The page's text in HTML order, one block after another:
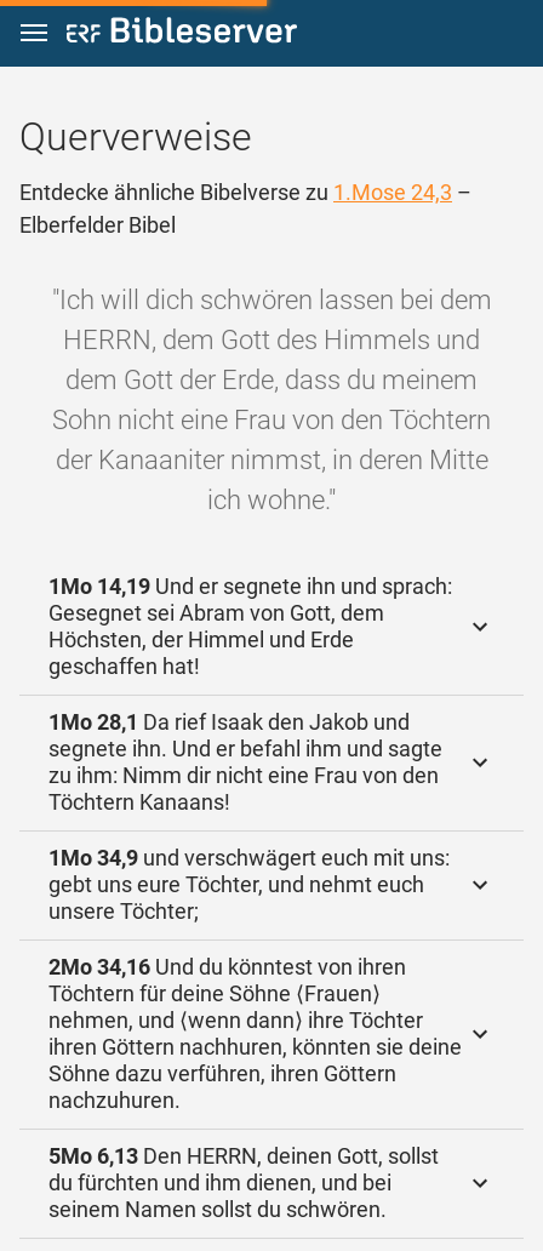
Zum Inhalt springen
Querverweise
Entdecke ähnliche Bibelverse zu 1.Mose 24,3 –
Elberfelder Bibel
"Ich will dich schwören lassen bei dem
HERRN, dem Gott des Himmels und
dem Gott der Erde, dass du meinem
Sohn nicht eine Frau von den Töchtern
der Kanaaniter nimmst, in deren Mitte
ich wohne."
1Mo 14,19 Und er segnete ihn und sprach:
Gesegnet sei Abram von Gott, dem
Höchsten, der Himmel und Erde
geschaffen hat!
1Mo 28,1 Da rief Isaak den Jakob und
segnete ihn. Und er befahl ihm und sagte
zu ihm: Nimm dir nicht eine Frau von den
Töchtern Kanaans!
1Mo 34,9 und verschwägert euch mit uns:
gebt uns eure Töchter, und nehmt euch
unsere Töchter;
2Mo 34,16 Und du könntest von ihren
Töchtern für deine Söhne ⟨Frauen⟩
nehmen, und ⟨wenn dann⟩ ihre Töchter
ihren Göttern nachhuren, könnten sie deine
Söhne dazu verführen, ihren Göttern
nachzuhuren.
5Mo 6,13 Den HERRN, deinen Gott, sollst
du fürchten und ihm dienen, und bei
seinem Namen sollst du schwören.